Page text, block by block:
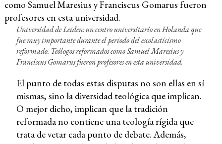
Universidad de Leiden: un centro universitario en Holanda que
fue muy importante durante el periodo del escolasticismo
reformado. Teólogos reformados como Samuel Maresius y
Franciscus Gomarus fueron profesores en esta universidad.
El punto de todas estas disputas no son ellas en sí
mismas, sino la diversidad teológica que implican.
O mejor dicho, implican que la tradición
reformada no contiene una teología rígida que
trata de vetar cada punto de debate. Además,